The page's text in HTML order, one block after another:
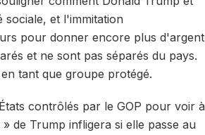
sociale, et l'immitation
pour donner encore plus d'argent
et ne sont pas séparés du pays.
tant que groupe protégé.
contrôlés par le GOP pour voir à
de Trump infligera si elle passe au